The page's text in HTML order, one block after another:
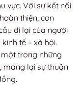
vực. Với sự kết nối
thiện, con
đi lại của người
tế – xã hội.
trong những
mang lại sự thuận